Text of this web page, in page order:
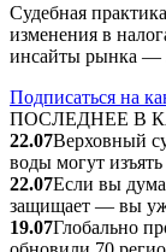
Судебная
изменения в
инсайты рынка —
Подписаться на
ПОСЛЕДНЕЕ В
22.07Верховный
воды могут
22.07Если вы
защищает — вы
19.07Глобально